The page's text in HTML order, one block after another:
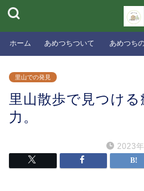
ホーム あめつちついて あめつち
里山での発見
里山散歩で見つけ
力。
2023